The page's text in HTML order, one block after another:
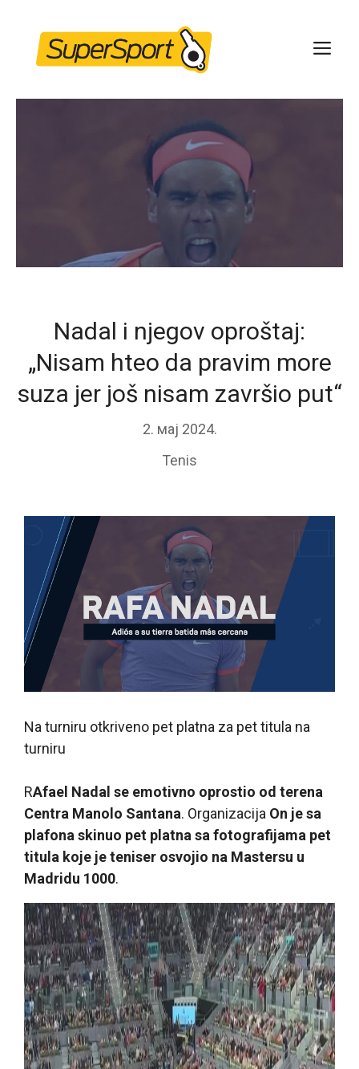
content
Nadal i njegov oproštaj:
„Nisam hteo da pravim more
suza jer još nisam završio put“
2. мај 2024.
Tenis
Na turniru otkriveno pet platna za pet titula na
turniru
RAfael Nadal se emotivno oprostio od terena
Centra Manolo Santana. Organizacija On je sa
plafona skinuo pet platna sa fotografijama pet
titula koje je teniser osvojio na Mastersu u
Madridu 1000.
Na soundtracku Gladijatora, njegovom
omiljenom filmu, Nadal je bio oduševljen
snimkom svojih mečeva u španskoj prestonici.
Njegova porodica, pa čak i Čolo Simeone, bili su u
suzama.“To je bila šala, vratiću se sledeće
godine.“ rekao je u šali.